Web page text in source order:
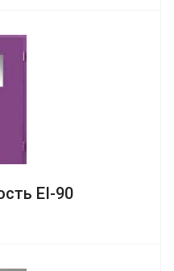
EI-90